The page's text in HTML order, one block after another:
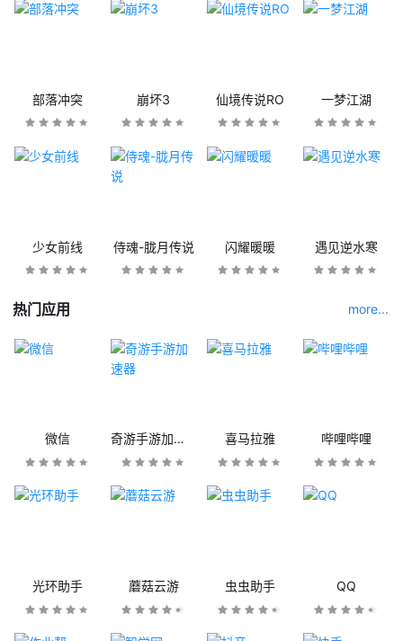
部落冲突 崩坏3 仙境传说RO 一梦江湖
少女前线 侍魂-胧月传说 闪耀暖暖 遇见逆水寒
热门应用 more...
微信 奇游手游加速器 喜马拉雅 哔哩哔哩
光环助手 蘑菇云游 虫虫助手 QQ